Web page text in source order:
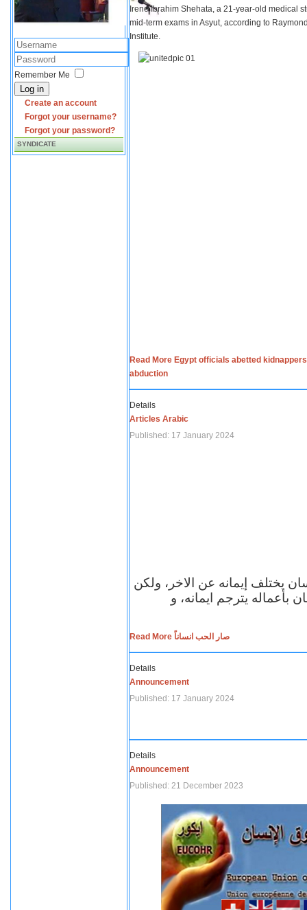
Remember Me
Log in
Create an account
Forgot your username?
Forgot your password?
SYNDICATE
Irene Ibrahim Shehata, a 21-year-old medical
mid-term exams in Asyut, according to
Institute.
Read More Egypt officials abetted
abduction
Details
Articles Arabic
Published: 17 January 2024
يختلف إيمانه عن الاخر، ولكن
بأعماله يترجم ايمانه، و
Read More صار الحب انساناً
Details
Announcement
Published: 17 January 2024
Details
Announcement
Published: 21 December 2023